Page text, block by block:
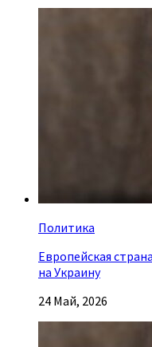
Политика
Европейская
на Украину
24 Май, 2026